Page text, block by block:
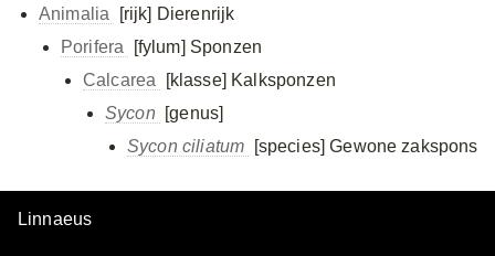
Animalia [rijk] Dierenrijk
Porifera
[fylum] Sponzen
Calcarea
[klasse] Kalksponzen
Sycon
[genus]
Sycon ciliatum
[species] Gewone zakspons
Linnaeus